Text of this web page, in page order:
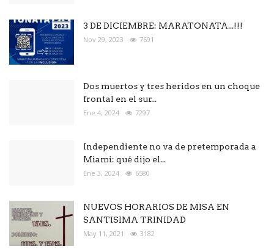
3 DE DICIEMBRE: MARATONATA...!!!
Nov 29, 2023 7691
Dos muertos y tres heridos en un choque
frontal en el sur...
Ene 4, 2024 7297
Independiente no va de pretemporada a
Miami: qué dijo el...
Ene 3, 2024 6580
NUEVOS HORARIOS DE MISA EN
SANTISIMA TRINIDAD
May 11, 2021 3182